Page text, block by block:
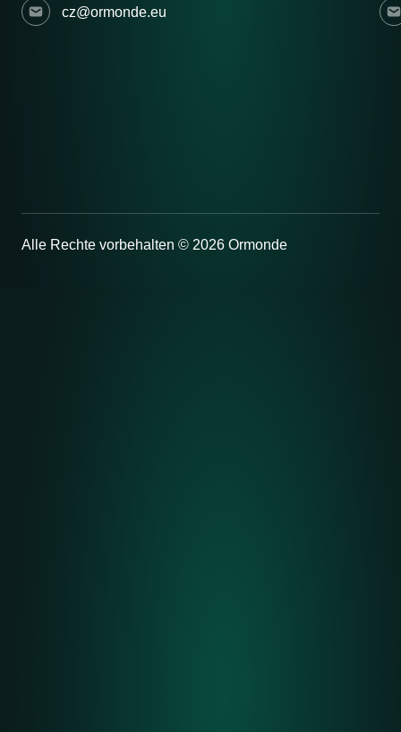
cz@ormonde.eu
Alle Rechte vorbehalten © 2026 Ormonde